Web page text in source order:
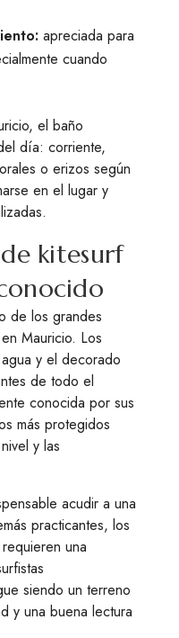
apreciada para
cuando
el baño
día: corriente,
o erizos según
en el lugar y
kitesurf
de los grandes
Mauricio. Los
y el decorado
de todo el
conocida por sus
más protegidos
y las
acudir a una
practicantes, los
una
siendo un terreno
y una buena lectura